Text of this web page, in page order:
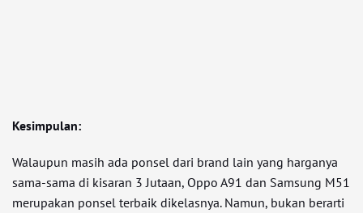
Kesimpulan:
Walaupun masih ada ponsel dari brand lain yang harganya
sama-sama di kisaran 3 Jutaan, Oppo A91 dan Samsung M51
merupakan ponsel terbaik dikelasnya. Namun, bukan berarti